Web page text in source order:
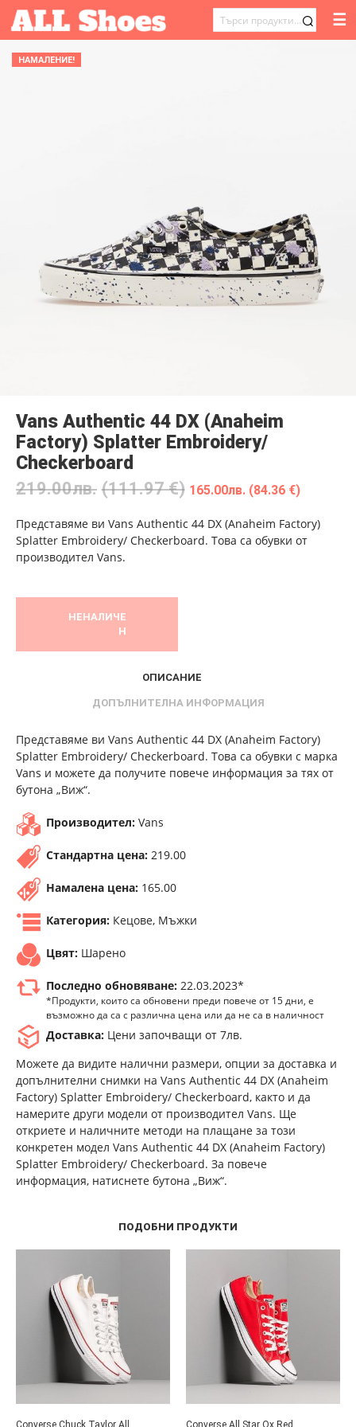
ТЪРСЕНЕ
☰
НАМАЛЕНИЕ!
Vans Authentic 44 DX (Anaheim
Factory) Splatter Embroidery/
Checkerboard
219.00лв. (111.97 €) 165.00лв. (84.36 €)
Представяме ви Vans Authentic 44 DX (Anaheim Factory)
Splatter Embroidery/ Checkerboard. Това са обувки от
производител Vans.
НЕНАЛИЧЕ
Н
ОПИСАНИЕ
ДОПЪЛНИТЕЛНА ИНФОРМАЦИЯ
Представяме ви Vans Authentic 44 DX (Anaheim Factory)
Splatter Embroidery/ Checkerboard. Това са обувки с марка
Vans и можете да получите повече информация за тях от
бутона „Виж“.
Производител: Vans
Стандартна цена: 219.00
Намалена цена: 165.00
Категория: Кецове, Мъжки
Цвят: Шарено
Последно обновяване: 22.03.2023*
*Продукти, които са обновени преди повече от 15 дни, е
възможно да са с различна цена или да не са в наличност
Доставка: Цени започващи от 7лв.
Можете да видите налични размери, опции за доставка и
допълнителни снимки на Vans Authentic 44 DX (Anaheim
Factory) Splatter Embroidery/ Checkerboard, както и да
намерите други модели от производител Vans. Ще
откриете и наличните методи на плащане за този
конкретен модел Vans Authentic 44 DX (Anaheim Factory)
Splatter Embroidery/ Checkerboard. За повече
информация, натиснете бутона „Виж“.
ПОДОБНИ ПРОДУКТИ
Converse Chuck Taylor All Converse All Star Ox Red